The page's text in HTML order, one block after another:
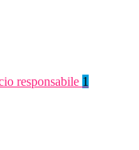
responsabile 1